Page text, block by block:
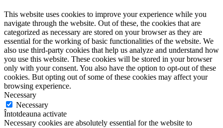
This website uses cookies to improve your experience while you
navigate through the website. Out of these, the cookies that are
categorized as necessary are stored on your browser as they are
essential for the working of basic functionalities of the website. We
also use third-party cookies that help us analyze and understand how
you use this website. These cookies will be stored in your browser
only with your consent. You also have the option to opt-out of these
cookies. But opting out of some of these cookies may affect your
browsing experience.
Necessary
Necessary
Întotdeauna activate
Necessary cookies are absolutely essential for the website to